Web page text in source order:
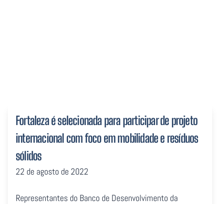
Fortaleza é selecionada para participar de projeto
internacional com foco em mobilidade e resíduos
sólidos
22 de agosto de 2022
Representantes do Banco de Desenvolvimento da